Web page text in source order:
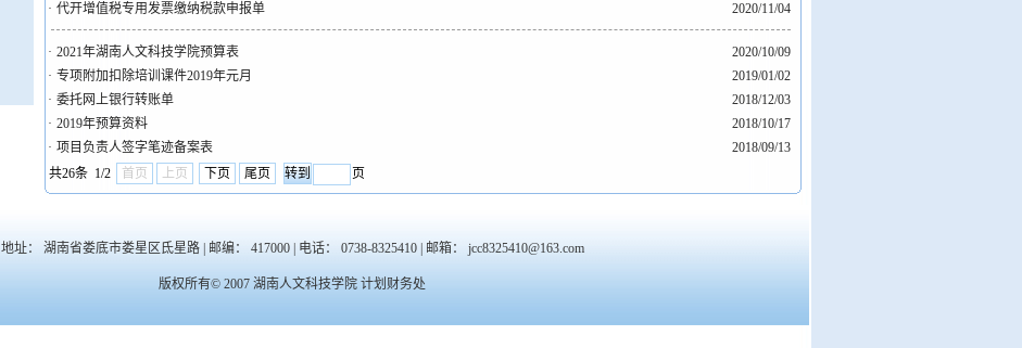
· 代开增值税专用发票缴纳税款申报单 2020/11/04
· 2021年湖南人文科技学院预算表
2020/10/09
· 专项附加扣除培训课件2019年元月
2019/01/02
· 委托网上银行转账单
2018/12/03
· 2019年预算资料
2018/10/17
· 项目负责人签字笔迹备案表
2018/09/13
共26条 1/2
首页 上页 下页 尾页 页
地址： 湖南省娄底市娄星区氐星路 | 邮编： 417000 | 电话： 0738-8325410 | 邮箱： jcc8325410@163.com
版权所有© 2007 湖南人文科技学院 计划财务处